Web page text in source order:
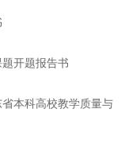
开题报告书
本科高校教学质量与